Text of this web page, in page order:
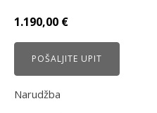
1.190,00 €
POŠALJITE UPIT
Narudžba